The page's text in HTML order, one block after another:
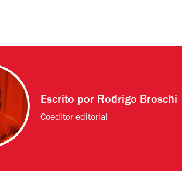
Escrito por Rodrigo Broschi
Coeditor editorial